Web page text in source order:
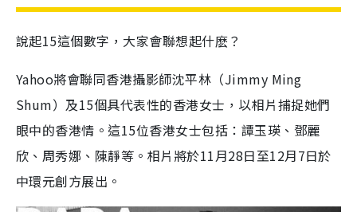
說起15這個數字，大家會聯想起什麽？
Yahoo將會聯同香港攝影師沈平林（Jimmy Ming
Shum）及15個具代表性的香港女士，以相片捕捉她們
眼中的香港情。這15位香港女士包括：譚玉瑛、鄧麗
欣、周秀娜、陳靜等。相片將於11月28日至12月7日於
中環元創方展出。